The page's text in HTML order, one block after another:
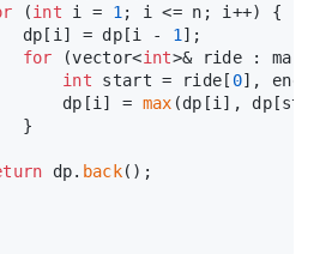
(int i = 1 ; i <= n; i++) {
dp[i] = dp[i -
1 ];
for (vector<int>& ride :
int start = ride[ 0], end =
dp[i] =
max (dp[i],
}
dp. back();